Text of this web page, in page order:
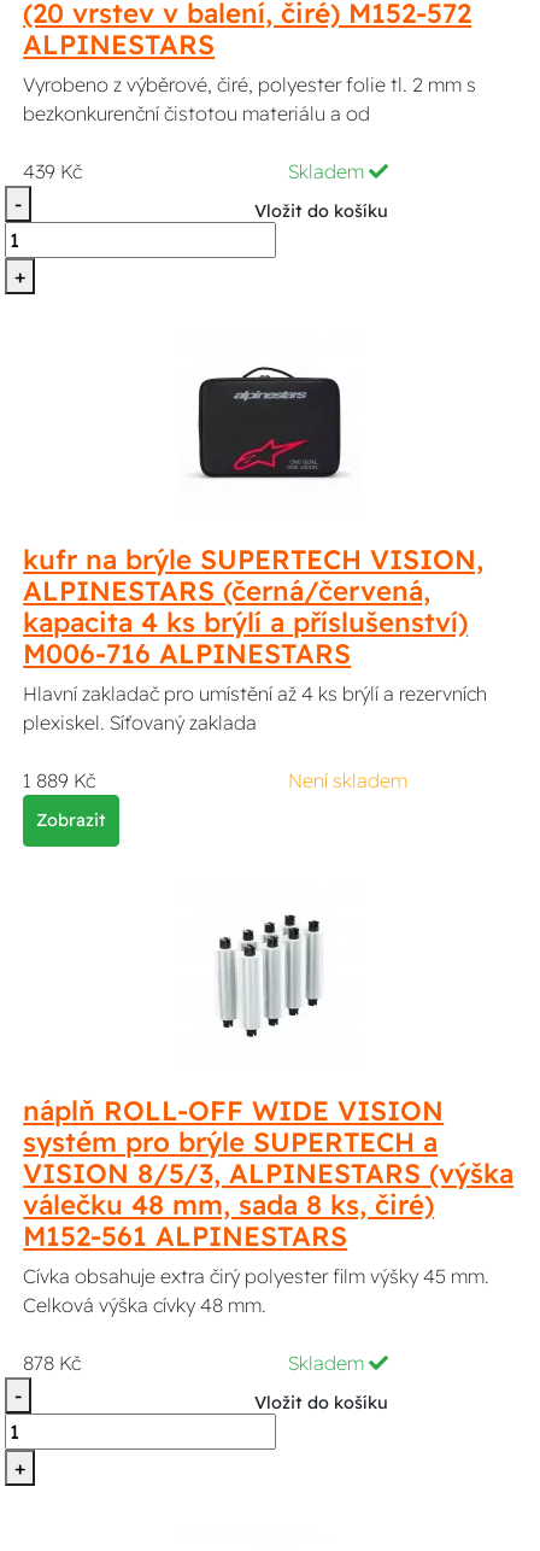
(20 vrstev v balení, čiré) M152-572
ALPINESTARS
Vyrobeno z výběrové, čiré, polyester folie tl. 2 mm s
bezkonkurenční čistotou materiálu a od
439 Kč
Skladem
-
+
Vložit do košíku
kufr na brýle SUPERTECH VISION,
ALPINESTARS (černá/červená,
kapacita 4 ks brýlí a příslušenství)
M006-716 ALPINESTARS
Hlavní zakladač pro umístění až 4 ks brýlí a rezervních
plexiskel. Síťovaný zaklada
1 889 Kč Není skladem
Zobrazit
náplň ROLL-OFF WIDE VISION
systém pro brýle SUPERTECH a
VISION 8/5/3, ALPINESTARS (výška
válečku 48 mm, sada 8 ks, čiré)
M152-561 ALPINESTARS
Cívka obsahuje extra čirý polyester film výšky 45 mm.
Celková výška cívky 48 mm.
878 Kč
Skladem
-
+
Vložit do košíku